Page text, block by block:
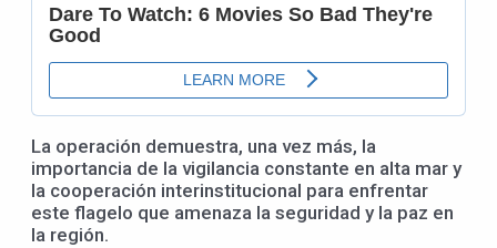
La operación demuestra, una vez más, la
importancia de la vigilancia constante en alta mar y
la cooperación interinstitucional para enfrentar
este flagelo que amenaza la seguridad y la paz en
la región.